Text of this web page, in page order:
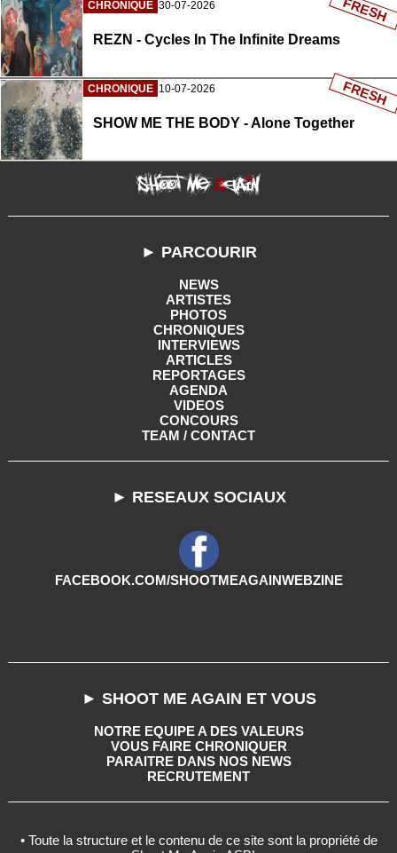
CHRONIQUE 30-07-2026
REZN - Cycles In The Infinite Dreams
FRESH
CHRONIQUE 10-07-2026
SHOW ME THE BODY - Alone Together
FRESH
► PARCOURIR
NEWS
ARTISTES
PHOTOS
CHRONIQUES
INTERVIEWS
ARTICLES
REPORTAGES
AGENDA
VIDEOS
CONCOURS
TEAM / CONTACT
► RESEAUX SOCIAUX
FACEBOOK.COM/SHOOTMEAGAINWEBZINE
► SHOOT ME AGAIN ET VOUS
NOTRE EQUIPE A DES VALEURS
VOUS FAIRE CHRONIQUER
PARAITRE DANS NOS NEWS
RECRUTEMENT
• Toute la structure et le contenu de ce site sont la propriété de